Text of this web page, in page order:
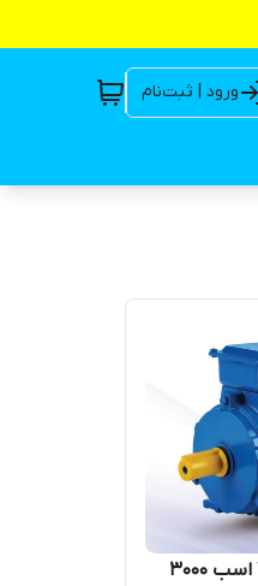
ورود | ثبت‌نام
الکتروموتور گوانگجو 7/5 اسب 3000